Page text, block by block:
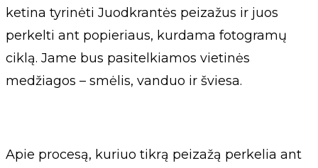
ketina tyrinėti Juodkrantės peizažus ir juos
perkelti ant popieriaus, kurdama fotogramų
ciklą. Jame bus pasitelkiamos vietinės
medžiagos – smėlis, vanduo ir šviesa.
Apie procesą, kuriuo tikrą peizažą perkelia ant